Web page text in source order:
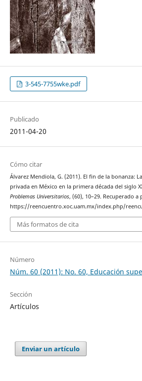
3-545-7755wke.pdf
Publicado
2011-04-20
Cómo citar
Álvarez Mendiola, G. (2011). El fin de la bonanza:
privada en México en la primera década del siglo
Problemas Universitarios, (60), 10–29. Recuperado a
https://reencuentro.xoc.uam.mx/index.php/
Más formatos de cita
Número
Núm. 60 (2011): No. 60, Educación
Sección
Artículos
Enviar un artículo